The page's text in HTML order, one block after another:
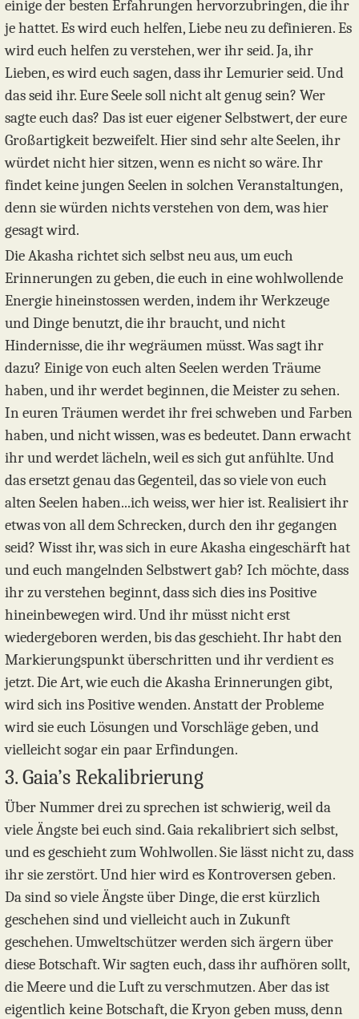
einige der besten Erfahrungen hervorzubringen, die ihr
je hattet. Es wird euch helfen, Liebe neu zu definieren. Es
wird euch helfen zu verstehen, wer ihr seid. Ja, ihr
Lieben, es wird euch sagen, dass ihr Lemurier seid. Und
das seid ihr. Eure Seele soll nicht alt genug sein? Wer
sagte euch das? Das ist euer eigener Selbstwert, der eure
Großartigkeit bezweifelt. Hier sind sehr alte Seelen, ihr
würdet nicht hier sitzen, wenn es nicht so wäre. Ihr
findet keine jungen Seelen in solchen Veranstaltungen,
denn sie würden nichts verstehen von dem, was hier
gesagt wird.
Die Akasha richtet sich selbst neu aus, um euch
Erinnerungen zu geben, die euch in eine wohlwollende
Energie hineinstossen werden, indem ihr Werkzeuge
und Dinge benutzt, die ihr braucht, und nicht
Hindernisse, die ihr wegräumen müsst. Was sagt ihr
dazu? Einige von euch alten Seelen werden Träume
haben, und ihr werdet beginnen, die Meister zu sehen.
In euren Träumen werdet ihr frei schweben und Farben
haben, und nicht wissen, was es bedeutet. Dann erwacht
ihr und werdet lächeln, weil es sich gut anfühlte. Und
das ersetzt genau das Gegenteil, das so viele von euch
alten Seelen haben...ich weiss, wer hier ist. Realisiert ihr
etwas von all dem Schrecken, durch den ihr gegangen
seid? Wisst ihr, was sich in eure Akasha eingeschärft hat
und euch mangelnden Selbstwert gab? Ich möchte, dass
ihr zu verstehen beginnt, dass sich dies ins Positive
hineinbewegen wird. Und ihr müsst nicht erst
wiedergeboren werden, bis das geschieht. Ihr habt den
Markierungspunkt überschritten und ihr verdient es
jetzt. Die Art, wie euch die Akasha Erinnerungen gibt,
wird sich ins Positive wenden. Anstatt der Probleme
wird sie euch Lösungen und Vorschläge geben, und
vielleicht sogar ein paar Erfindungen.
3. Gaia’s Rekalibrierung
Über Nummer drei zu sprechen ist schwierig, weil da
viele Ängste bei euch sind. Gaia rekalibriert sich selbst,
und es geschieht zum Wohlwollen. Sie lässt nicht zu, dass
ihr sie zerstört. Und hier wird es Kontroversen geben.
Da sind so viele Ängste über Dinge, die erst kürzlich
geschehen sind und vielleicht auch in Zukunft
geschehen. Umweltschützer werden sich ärgern über
diese Botschaft. Wir sagten euch, dass ihr aufhören sollt,
die Meere und die Luft zu verschmutzen. Aber das ist
eigentlich keine Botschaft, die Kryon geben muss, denn